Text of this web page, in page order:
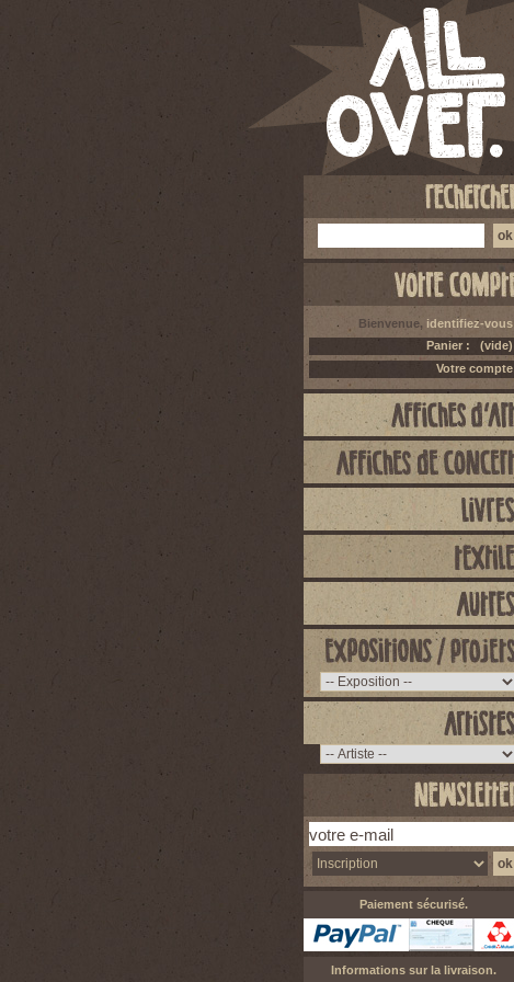
Bienvenue, identifiez-vous
Panier :
(vide)
Votre compte
Paiement sécurisé.
Informations sur la livraison.